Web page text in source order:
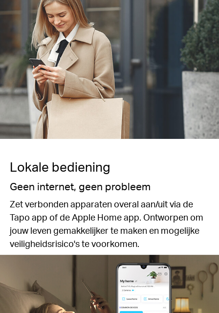
Lokale bediening
Geen internet, geen probleem
Zet verbonden apparaten overal aan/uit via de
Tapo app of de Apple Home app. Ontworpen om
jouw leven gemakkelijker te maken en mogelijke
veiligheidsrisico's te voorkomen.